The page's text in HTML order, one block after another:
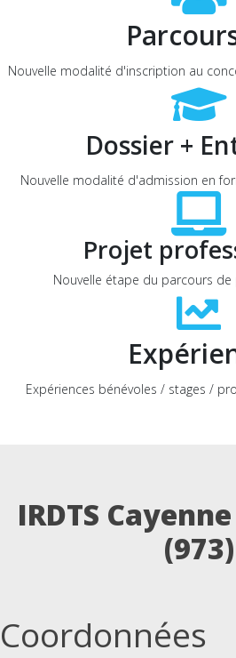
Nouvelle modalité d'inscription au
Dossier +
Nouvelle modalité d'admission en
Projet
Nouvelle étape du parcours
Expériences bénévoles / stages /
IRDTS
(973)
Coordonnées